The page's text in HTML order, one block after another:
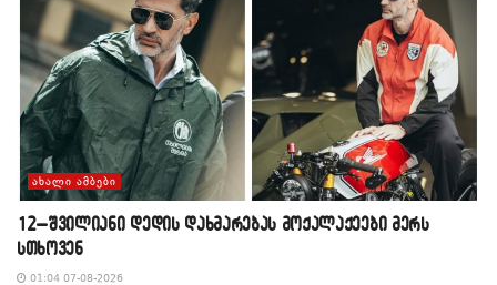
ᲐᲮᲐᲚᲘ ᲐᲛᲑᲔᲑᲘ
12–შვილიანი დედის დახმარებას მოქალაქეები მერს
სთხოვენ
01:04 07-08-2026